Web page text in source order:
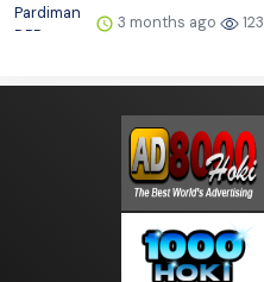
3 months ago 123